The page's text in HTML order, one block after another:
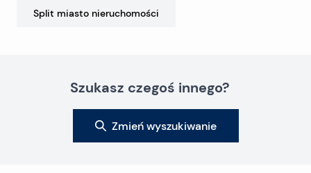
Split miasto nieruchomości
Szukasz czegoś innego?
Zmień wyszukiwanie